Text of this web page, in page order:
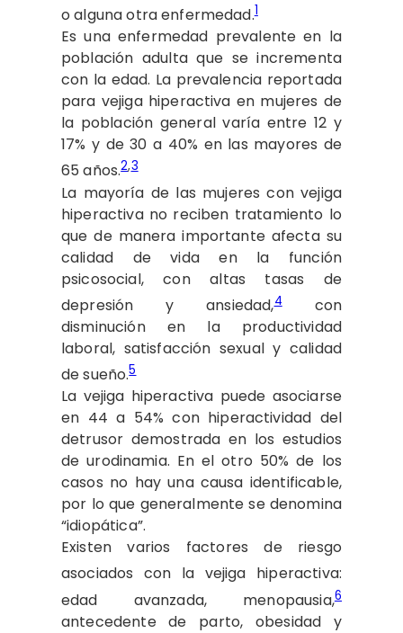
o alguna otra enfermedad.1
Es una enfermedad prevalente en la
población adulta que se incrementa
con la edad. La prevalencia reportada
para vejiga hiperactiva en mujeres de
la población general varía entre 12 y
17% y de 30 a 40% en las mayores de
65 años.2,3
La mayoría de las mujeres con vejiga
hiperactiva no reciben tratamiento lo
que de manera importante afecta su
calidad de vida en la función
psicosocial, con altas tasas de
depresión y ansiedad,4con
disminución en la productividad
laboral, satisfacción sexual y calidad
de sueño.5
La vejiga hiperactiva puede asociarse
en 44 a 54% con hiperactividad del
detrusor demostrada en los estudios
de urodinamia. En el otro 50% de los
casos no hay una causa identificable,
por lo que generalmente se denomina
“idiopática”.
Existen varios factores de riesgo
asociados con la vejiga hiperactiva:
edad avanzada, menopausia,6
antecedente de parto, obesidad y